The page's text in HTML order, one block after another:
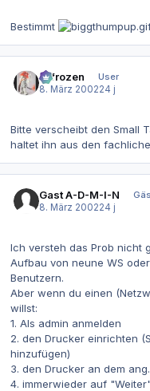
Bestimmt
2-frozen
User
8. März 200224 j
Bitte verscheibt den Small
haltet ihn aus den
Gast A-D-M-I-N
8. März 200224 j
Ich versteh das Prob nicht
Aufbau von neune WS
Benutzern.
Aber wenn du einen
willst:
1. Als admin anmelden
2. den Drucker einrichten
hinzufügen)
3. den Drucker an dem
4. immerwieder auf